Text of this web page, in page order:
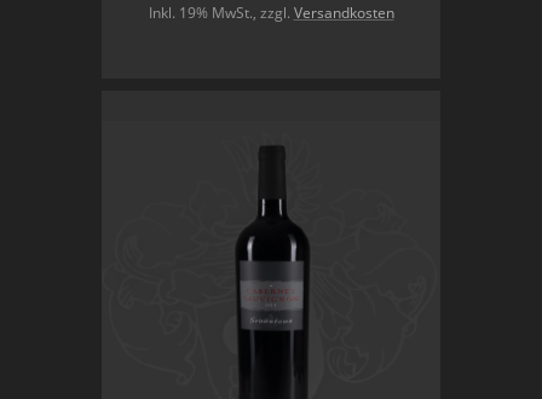
Inkl. 19% MwSt., zzgl. Versandkosten